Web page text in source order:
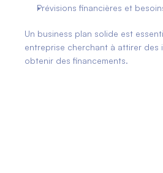
Prévisions financières et
Un business plan solide est
entreprise cherchant à attirer des
obtenir des financements.